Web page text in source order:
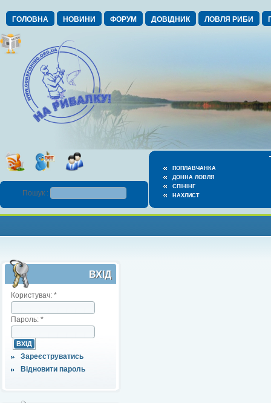
ГОЛОВНА НОВИНИ ФОРУМ ДОВІДНИК ЛОВЛЯ РИБИ
ПОПЛАВЧАНКА
ДОННА ЛОВЛЯ
СПІНІНГ
НАХЛИСТ
Пошук :
ВХІД
Користувач: *
Пароль: *
Зареєструватись
Відновити пароль